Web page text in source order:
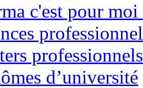
c'est pour
d’université